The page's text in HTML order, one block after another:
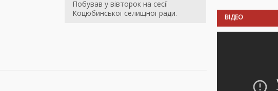
Побував у вівторок на сесії
Коцюбинської селищної ради.
ВІДЕО